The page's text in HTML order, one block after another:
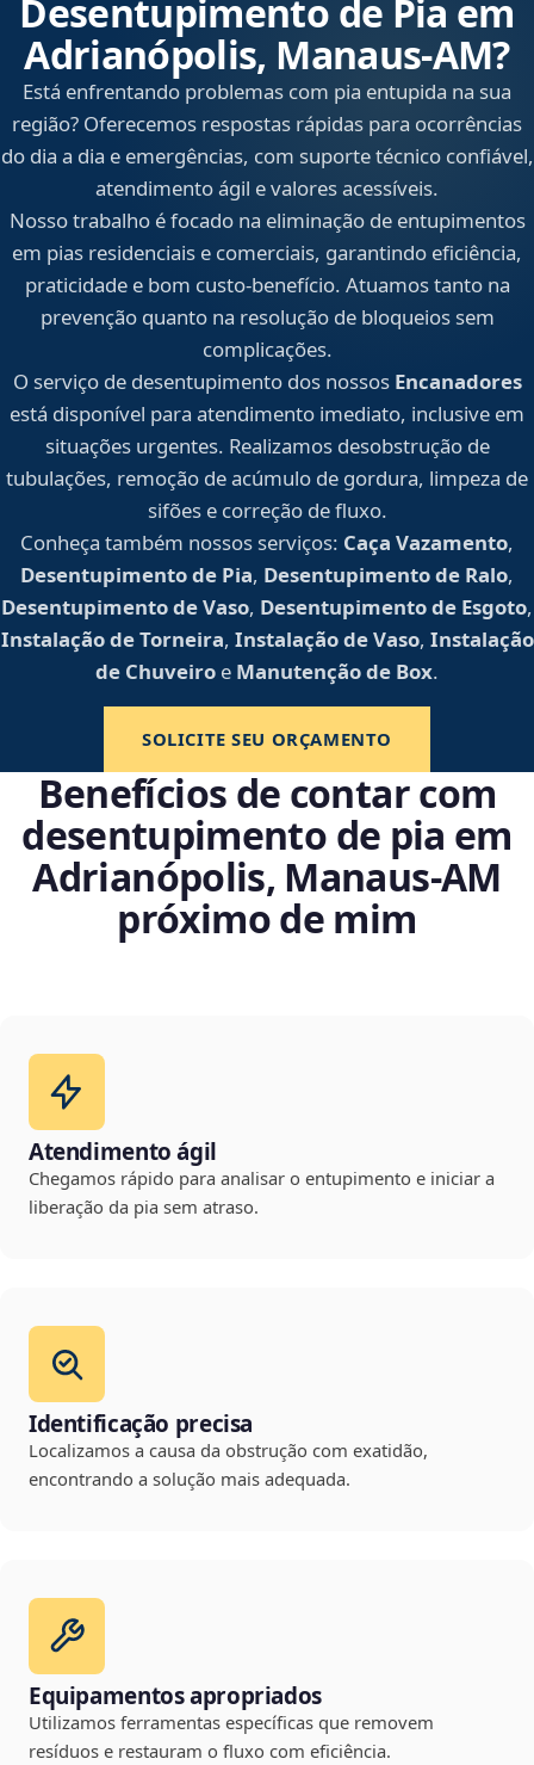
Desentupimento de Pia em
Adrianópolis, Manaus‑AM?
Está enfrentando problemas com pia entupida na sua
região? Oferecemos respostas rápidas para ocorrências
do dia a dia e emergências, com suporte técnico confiável,
atendimento ágil e valores acessíveis.
Nosso trabalho é focado na eliminação de entupimentos
em pias residenciais e comerciais, garantindo eficiência,
praticidade e bom custo-benefício. Atuamos tanto na
prevenção quanto na resolução de bloqueios sem
complicações.
O serviço de desentupimento dos nossos Encanadores
está disponível para atendimento imediato, inclusive em
situações urgentes. Realizamos desobstrução de
tubulações, remoção de acúmulo de gordura, limpeza de
sifões e correção de fluxo.
Conheça também nossos serviços: Caça Vazamento,
Desentupimento de Pia, Desentupimento de Ralo,
Desentupimento de Vaso, Desentupimento de Esgoto,
Instalação de Torneira, Instalação de Vaso, Instalação
de Chuveiro e Manutenção de Box.
SOLICITE SEU ORÇAMENTO
Benefícios de contar com
desentupimento de pia em
Adrianópolis, Manaus‑AM
próximo de mim
Atendimento ágil
Chegamos rápido para analisar o entupimento e iniciar a
liberação da pia sem atraso.
Identificação precisa
Localizamos a causa da obstrução com exatidão,
encontrando a solução mais adequada.
Equipamentos apropriados
Utilizamos ferramentas específicas que removem
resíduos e restauram o fluxo com eficiência.